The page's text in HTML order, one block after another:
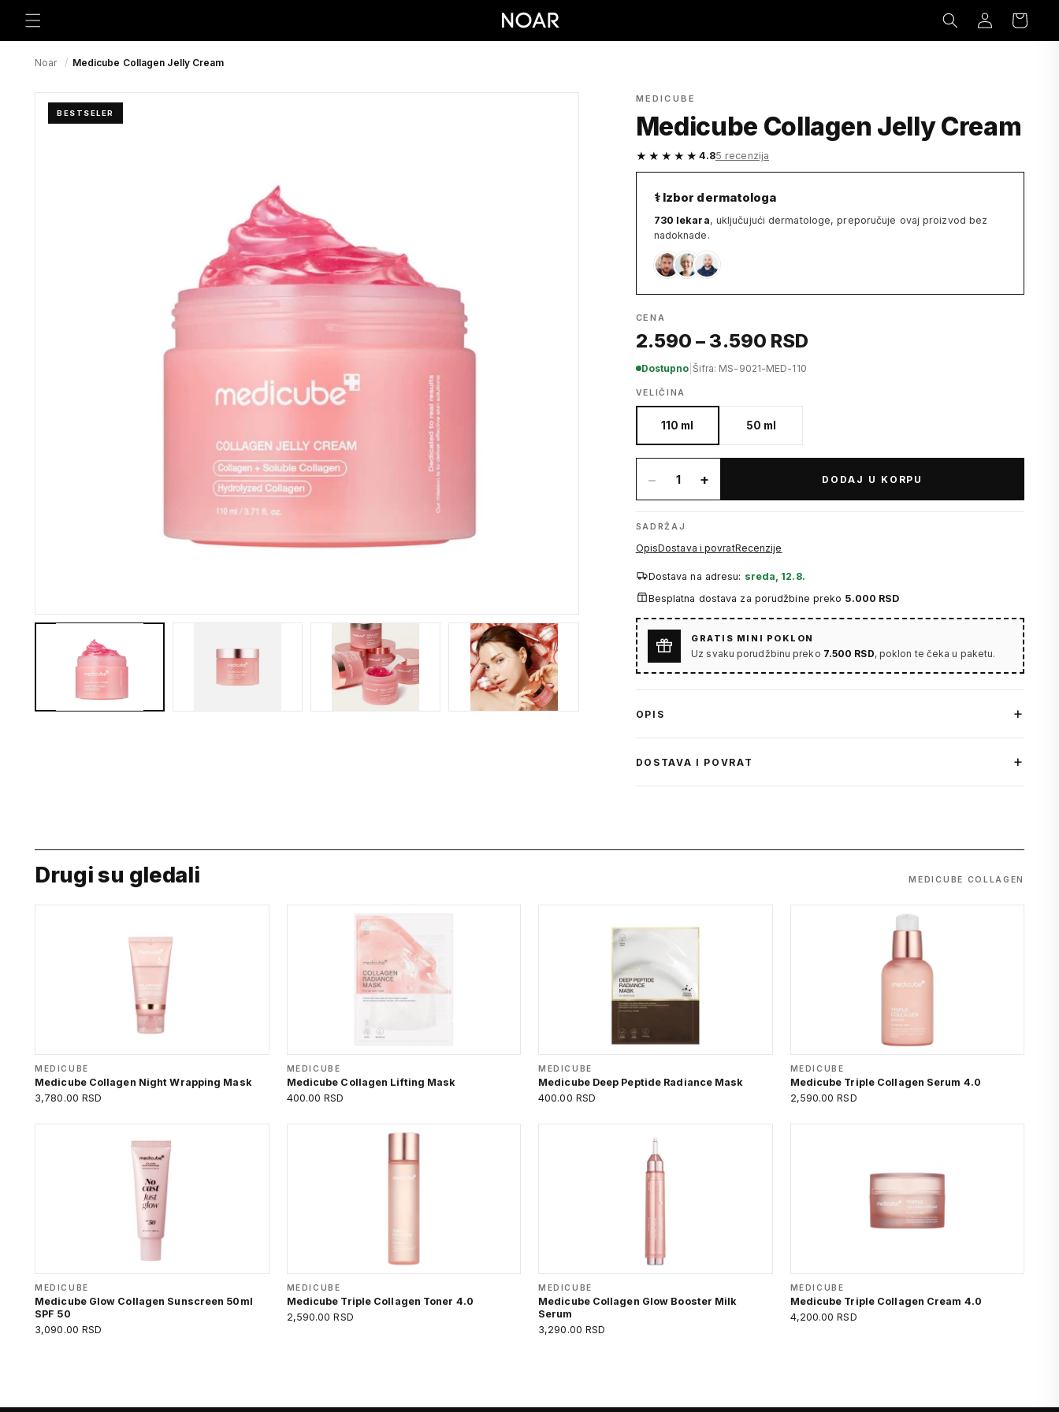
na
sadržaj
Prijavi
se
Korpa
Noar / Medicube Collagen Jelly Cream
BESTSELER
MEDICUBE
Medicube Collagen Jelly Cream
★★★★★ 4.85 recenzija
CENA
2.590 – 3.590 RSD
Dostupno Šifra: MS-9021-MED-110
VELIČINA
110 ml 50 ml
− 1 + DODAJ U KORPU
SADRŽAJ
OpisDostava i povratRecenzije
Dostava na adresu: sreda, 12.8.
Besplatna dostava za porudžbine preko 5.000 RSD
GRATIS MINI POKLON
Uz svaku porudžbinu preko 7.500 RSD, poklon te čeka u paketu.
⚕ Izbor dermatologa
730 lekara, uključujući dermatologe, preporučuje ovaj proizvod bez
nadoknade.
OPIS
DOSTAVA I POVRAT
Drugi su gledali MEDICUBE COLLAGEN
MEDICUBE
Medicube Collagen Night Wrapping Mask
3,780.00 RSD
MEDICUBE
Medicube Collagen Lifting Mask
400.00 RSD
MEDICUBE
Medicube Deep Peptide Radiance Mask
400.00 RSD
MEDICUBE
Medicube Triple Collagen Serum 4.0
2,590.00 RSD
MEDICUBE
Medicube Glow Collagen Sunscreen 50ml
SPF 50
3,090.00 RSD
MEDICUBE
Medicube Triple Collagen Toner 4.0
2,590.00 RSD
MEDICUBE
Medicube Collagen Glow Booster Milk
Serum
3,290.00 RSD
MEDICUBE
Medicube Triple Collagen Cream 4.0
4,200.00 RSD